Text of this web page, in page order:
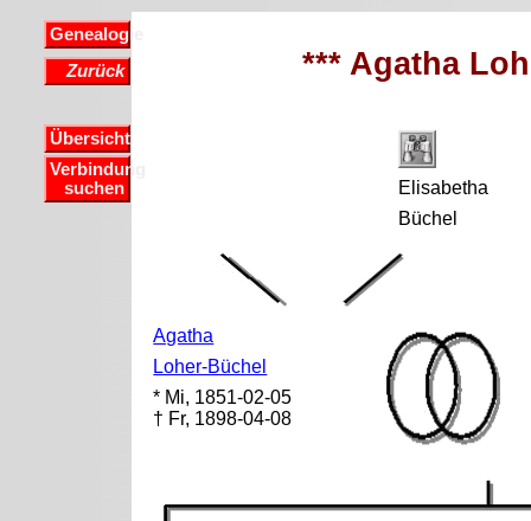
Genealogie
Zurück
Übersicht
Verbindung
suchen
*** Agatha
Elisabetha
Büchel
Agatha
Loher-Büchel
* Mi, 1851-02-05
† Fr, 1898-04-08